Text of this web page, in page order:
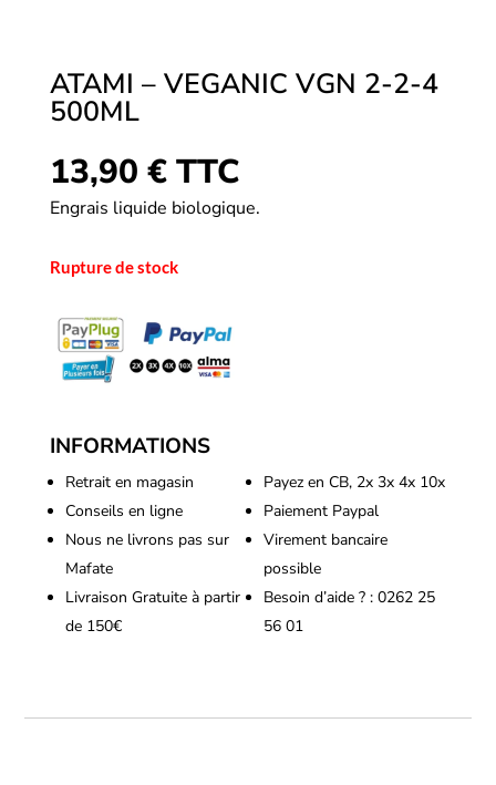
ATAMI – VEGANIC VGN 2-2-4
500ML
13,90 € TTC
Engrais liquide biologique.
Rupture de stock
INFORMATIONS
Retrait en magasin
Conseils en ligne
Nous ne livrons pas sur
Mafate
Livraison Gratuite à partir
de 150€
Payez en CB, 2x 3x 4x 10x
Paiement Paypal
Virement bancaire
possible
Besoin d’aide ? : 0262 25
56 01